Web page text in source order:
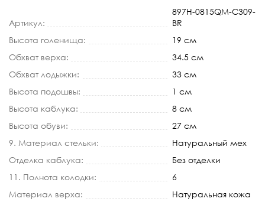
Артикул:
897H-0815QM-C309-
BR
Высота голенища:
19 см
Обхват верха:
34.5 см
Обхват лодыжки:
33 см
Высота подошвы:
1 см
Высота каблука:
8 см
Высота обуви:
27 см
9. Материал стельки:
Натуральный мех
Отделка каблука:
Без отделки
11. Полнота колодки:
6
Материал верха:
Натуральная кожа